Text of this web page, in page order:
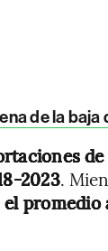
de la
2023.
el promedio